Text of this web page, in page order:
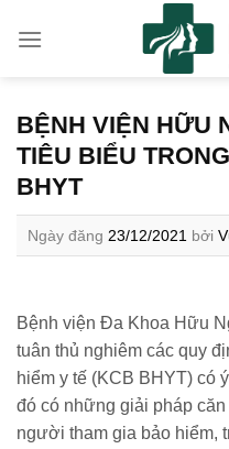
BỆNH VIỆN HỮU
TIÊU BIỂU
BHYT
Ngày đăng 23/12/2021 bởi
Bệnh viện Đa Khoa Hữu
tuân thủ nghiêm các quy
hiểm y tế (KCB BHYT) có
đó có những giải pháp
người tham gia bảo hiểm,